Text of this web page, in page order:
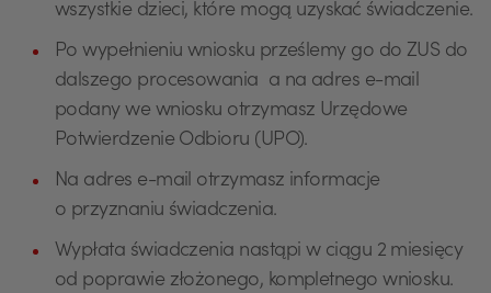
wszystkie dzieci, które mogą uzyskać świadczenie.
Po wypełnieniu wniosku prześlemy go do ZUS do
dalszego procesowania a na adres e-mail
podany we wniosku otrzymasz Urzędowe
Potwierdzenie Odbioru (UPO).
Na adres e-mail otrzymasz informacje
o przyznaniu świadczenia.
Wypłata świadczenia nastąpi w ciągu 2 miesięcy
od poprawie złożonego, kompletnego wniosku.